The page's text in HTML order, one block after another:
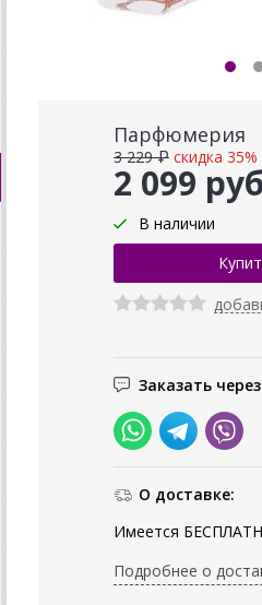
Парфюмерия
2 099
3 229 ₽ скидка 35%
В наличии
Заказать
О доставке:
Имеется
Подробнее о